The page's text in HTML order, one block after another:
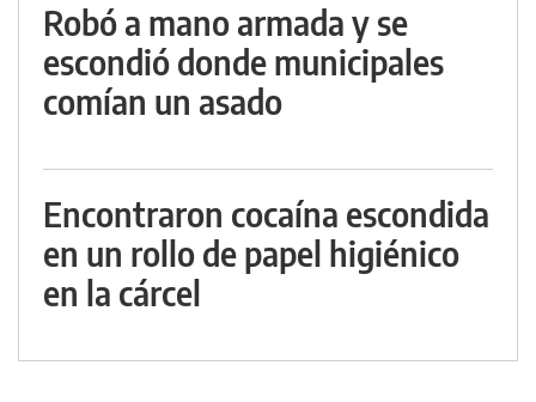
Robó a mano armada y se
escondió donde municipales
comían un asado
Encontraron cocaína escondida
en un rollo de papel higiénico
en la cárcel